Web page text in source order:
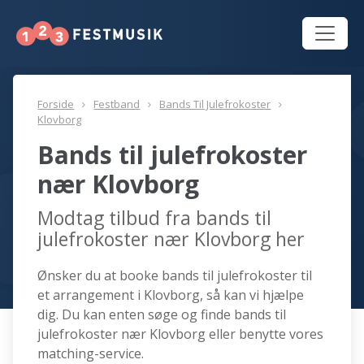
Forside Festband
Bands Til Julefrokoster
Klovborg
Bands til julefrokoster
nær Klovborg
Modtag tilbud fra bands til
julefrokoster nær Klovborg her
Ønsker du at booke bands til julefrokoster til
et arrangement i Klovborg, så kan vi hjælpe
dig. Du kan enten søge og finde bands til
julefrokoster nær Klovborg eller benytte vores
matching-service.